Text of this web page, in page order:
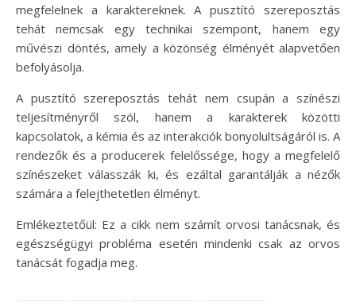
megfelelnek a karaktereknek. A pusztító szereposztás
tehát nemcsak egy technikai szempont, hanem egy
művészi döntés, amely a közönség élményét alapvetően
befolyásolja.
A pusztító szereposztás tehát nem csupán a színészi
teljesítményről szól, hanem a karakterek közötti
kapcsolatok, a kémia és az interakciók bonyolultságáról is. A
rendezők és a producerek felelőssége, hogy a megfelelő
színészeket válasszák ki, és ezáltal garantálják a nézők
számára a felejthetetlen élményt.
Emlékeztetőül: Ez a cikk nem számít orvosi tanácsnak, és
egészségügyi probléma esetén mindenki csak az orvos
tanácsát fogadja meg.